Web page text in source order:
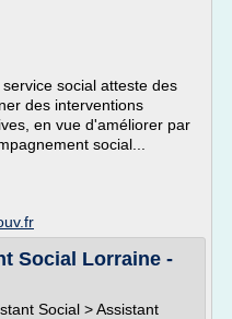
social atteste des
des interventions
en vue d'améliorer par
social...
Social Lorraine -
Social > Assistant